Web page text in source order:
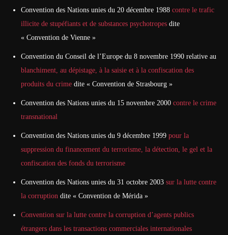
Convention des Nations unies du 20 décembre 1988 contre le trafic
illicite de stupéfiants et de substances psychotropes dite
« Convention de Vienne »
Convention du Conseil de l’Europe du 8 novembre 1990 relative au
blanchiment, au dépistage, à la saisie et à la confiscation des
produits du crime dite « Convention de Strasbourg »
Convention des Nations unies du 15 novembre 2000 contre le crime
transnational
Convention des Nations unies du 9 décembre 1999 pour la
suppression du financement du terrorisme, la détection, le gel et la
confiscation des fonds du terrorisme
Convention des Nations unies du 31 octobre 2003 sur la lutte contre
la corruption dite « Convention de Mérida »
Convention sur la lutte contre la corruption d’agents publics
étrangers dans les transactions commerciales internationales